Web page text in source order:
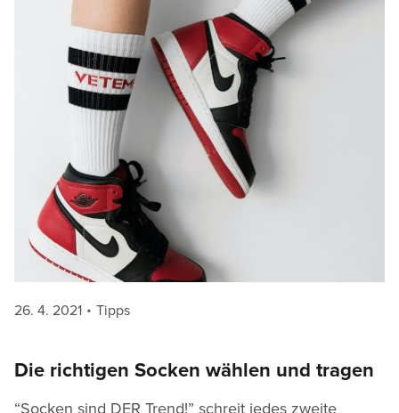
Posted
26. 4. 2021 Categories
Tipps
Die richtigen Socken wählen und tragen
“Socken sind DER Trend!” schreit jedes zweite